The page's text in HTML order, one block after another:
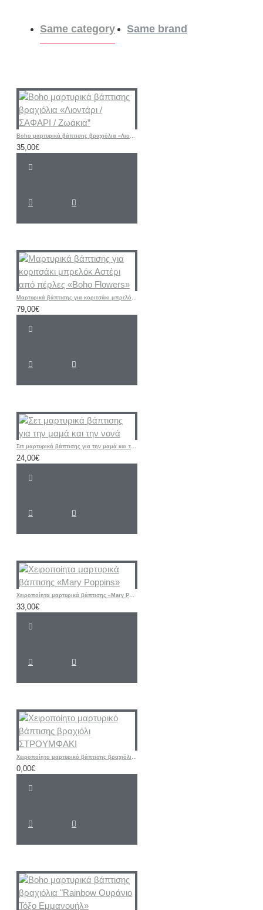
Same category Same brand
Boho μαρτυρικά βάπτισης βραχιόλια «Λιοντάρι / ΣΑΦΑΡΙ / Ζωάκια”
35,00€
Μαρτυρικά βάπτισης για κοριτσάκι μπρελόκ Αστέρι από πέρλες «Boho Flowers»
79,00€
Σετ μαρτυρικά βάπτισης για την μαμά και την νονά
24,00€
Χειροποίητα μαρτυρικά βάπτισης «Mary Poppins»
33,00€
Χειροποίητο μαρτυρικό βάπτισης βραχιόλι ΣΤΡΟΥΜΦΑΚΙ
0,00€